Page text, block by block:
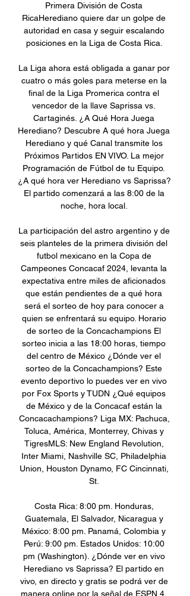
Primera División de Costa
RicaHerediano quiere dar un golpe de
autoridad en casa y seguir escalando
posiciones en la Liga de Costa Rica.
La Liga ahora está obligada a ganar por
cuatro o más goles para meterse en la
final de la Liga Promerica contra el
vencedor de la llave Saprissa vs.
Cartaginés. ¿A Qué Hora Juega
Herediano? Descubre A qué hora Juega
Herediano y qué Canal transmite los
Próximos Partidos EN VIVO. La mejor
Programación de Fútbol de tu Equipo.
¿A qué hora ver Herediano vs Saprissa?
El partido comenzará a las 8:00 de la
noche, hora local.
La participación del astro argentino y de
seis planteles de la primera división del
futbol mexicano en la Copa de
Campeones Concacaf 2024, levanta la
expectativa entre miles de aficionados
que están pendientes de a qué hora
será el sorteo de hoy para conocer a
quien se enfrentará su equipo. Horario
de sorteo de la Concachampions El
sorteo inicia a las 18:00 horas, tiempo
del centro de México ¿Dónde ver el
sorteo de la Concachampions? Este
evento deportivo lo puedes ver en vivo
por Fox Sports y TUDN ¿Qué equipos
de México y de la Concacaf están la
Concacachampions? Liga MX: Pachuca,
Toluca, América, Monterrey, Chivas y
TigresMLS: New England Revolution,
Inter Miami, Nashville SC, Philadelphia
Union, Houston Dynamo, FC Cincinnati,
St.
Costa Rica: 8:00 pm. Honduras,
Guatemala, El Salvador, Nicaragua y
México: 8:00 pm. Panamá, Colombia y
Perú: 9:00 pm. Estados Unidos: 10:00
pm (Washington). ¿Dónde ver en vivo
Herediano vs Saprissa? El partido en
vivo, en directo y gratis se podrá ver de
manera online por la señal de ESPN 4,